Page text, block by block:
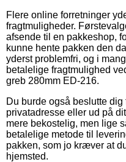
Flere online forretninger
fragtmuligheder.
afsende til en pakkeshop,
kunne hente pakken den
yderst problemfri, og i
betalelige fragtmulighed
greb 280mm ED-216.
Du burde også beslutte
privatadresse eller ud på
mere bekostelig, men lige
betalelige metode til
pakken, som jo kræver at
hjemsted.